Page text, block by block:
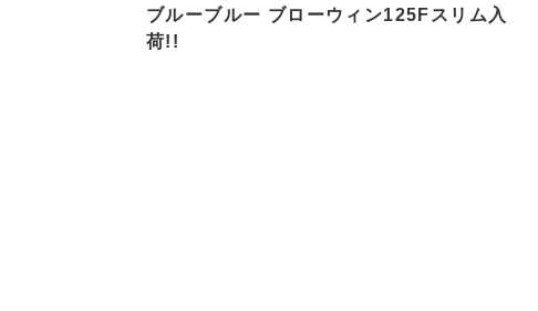
ブルーブルー ブローウィン125Fスリム入
荷!!